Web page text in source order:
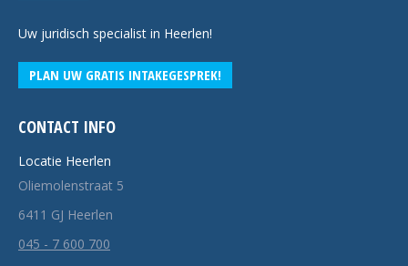
Uw juridisch specialist in Heerlen!
PLAN UW GRATIS INTAKEGESPREK!
CONTACT INFO
Locatie Heerlen
Oliemolenstraat 5
6411 GJ Heerlen
045 - 7 600 700